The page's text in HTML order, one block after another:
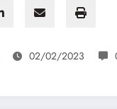
02/02/2023